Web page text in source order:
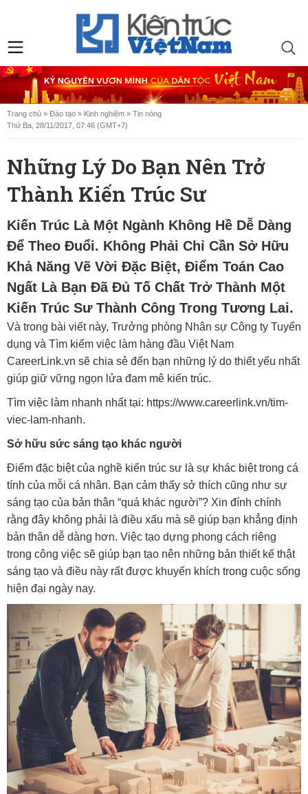
Trang chủ » Đào tạo » Kinh nghiệm » Tin nóng
Thứ Ba, 28/11/2017, 07:46 (GMT+7)
Những Lý Do Bạn Nên Trở
Thành Kiến Trúc Sư
Kiến Trúc Là Một Ngành Không Hề Dễ Dàng
Để Theo Đuổi. Không Phải Chỉ Cần Sở Hữu
Khả Năng Vẽ Vời Đặc Biệt, Điểm Toán Cao
Ngất Là Bạn Đã Đủ Tố Chất Trở Thành Một
Kiến Trúc Sư Thành Công Trong Tương Lai.
Và trong bài viết này, Trưởng phòng Nhân sự Công ty Tuyển
dụng và Tìm kiếm việc làm hàng đầu Việt Nam
CareerLink.vn sẽ chia sẻ đến bạn những lý do thiết yếu nhất
giúp giữ vững ngọn lửa đam mê kiến trúc.
Tìm việc làm nhanh nhất tại: https://www.careerlink.vn/tim-
viec-lam-nhanh.
Sở hữu sức sáng tạo khác người
Điểm đặc biệt của nghề kiến trúc sư là sự khác biệt trong cá
tính của mỗi cá nhân. Bạn cảm thấy sở thích cũng như sự
sáng tạo của bản thân “quá khác người”? Xin đính chính
rằng đây không phải là điều xấu mà sẽ giúp bạn khẳng định
bản thân dễ dàng hơn. Việc tạo dựng phong cách riêng
trong công việc sẽ giúp bạn tạo nên những bản thiết kế thật
sáng tạo và điều này rất được khuyến khích trong cuộc sống
hiện đại ngày nay.